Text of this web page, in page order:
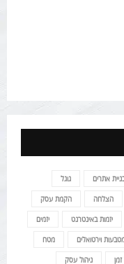
אתרים גוגל
הצלחה הקמת עסק
יזמות באינטרנט יזמים
וירטואלים מטח
זמן ניהול עסק